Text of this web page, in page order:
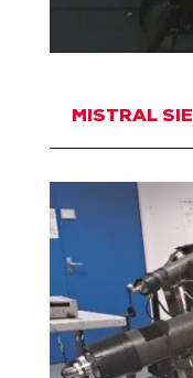
MISTRAL SIE